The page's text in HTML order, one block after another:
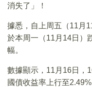
消失了」！
據悉，自上周五（11月
於本周一（11月14日）
幅。
數據顯示，11月16日，
國債收益率上行至